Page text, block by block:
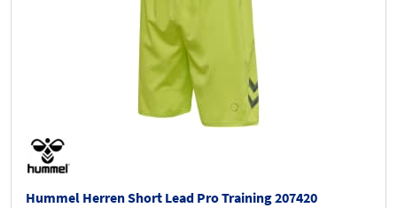
Hummel Herren Short Lead Pro Training 207420